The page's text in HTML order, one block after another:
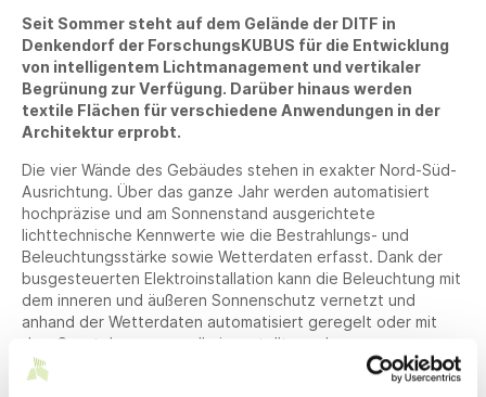
Seit Sommer steht auf dem Gelände der DITF in
Denkendorf der ForschungsKUBUS für die Entwicklung
von intelligentem Lichtmanagement und vertikaler
Begrünung zur Verfügung. Darüber hinaus werden
textile Flächen für verschiedene Anwendungen in der
Architektur erprobt.
Die vier Wände des Gebäudes stehen in exakter Nord-Süd-
Ausrichtung. Über das ganze Jahr werden automatisiert
hochpräzise und am Sonnenstand ausgerichtete
lichttechnische Kennwerte wie die Bestrahlungs- und
Beleuchtungsstärke sowie Wetterdaten erfasst. Dank der
busgesteuerten Elektroinstallation kann die Beleuchtung mit
dem inneren und äußeren Sonnenschutz vernetzt und
anhand der Wetterdaten automatisiert geregelt oder mit
dem Smartphone manuell eingestellt werden.
Neue Beschattungstextilien schützen vor direkter